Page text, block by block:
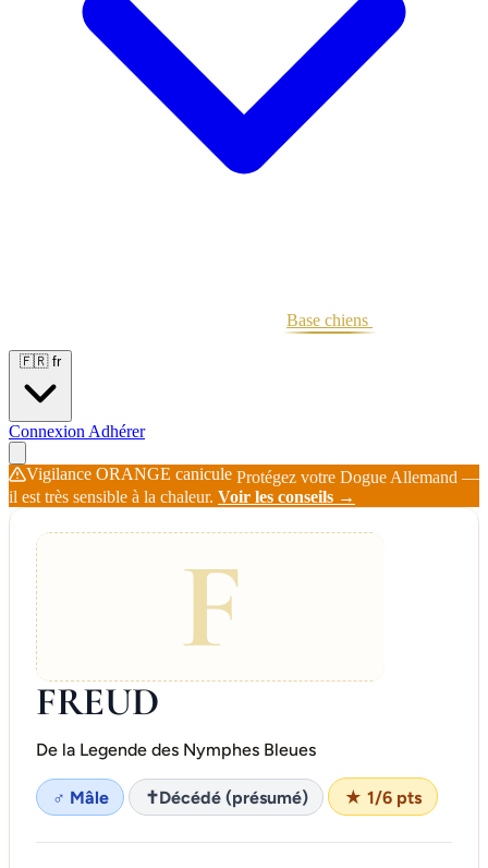
Base chiens
🇫🇷 fr
Connexion Adhérer
Vigilance ORANGE canicule Protégez votre Dogue Allemand —
il est très sensible à la chaleur. Voir les conseils →
F
FREUD
De la Legende des Nymphes Bleues
♂ Mâle ✝Décédé (présumé) ★ 1/6 pts